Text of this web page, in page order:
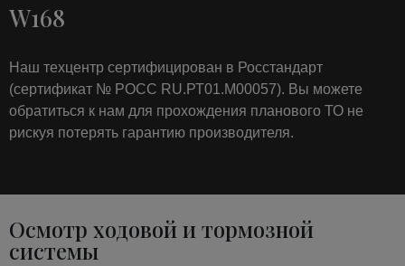
W168
Наш техцентр сертифицирован в Росстандарт
(сертификат № РОСС RU.РТ01.М00057). Вы можете
обратиться к нам для прохождения планового ТО не
рискуя потерять гарантию производителя.
Осмотр ходовой и тормозной
системы